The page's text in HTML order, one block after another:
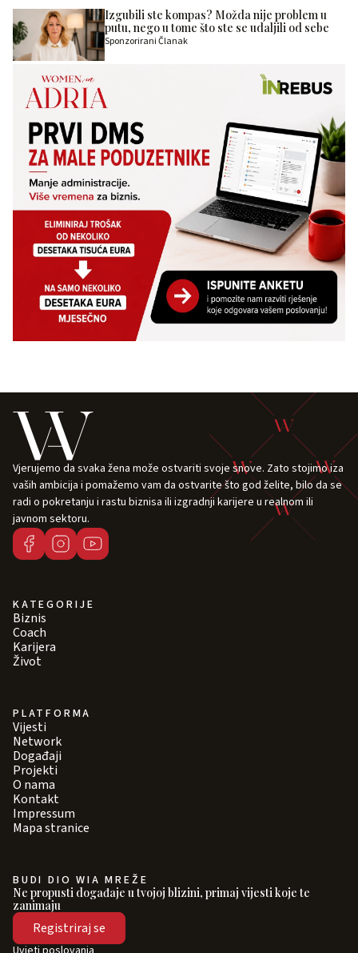
Izgubili ste kompas? Možda nije problem u
putu, nego u tome što ste se udaljili od sebe
Sponzorirani Članak
Vjerujemo da svaka žena može ostvariti svoje snove. Zato stojimo iza
vaših ambicija i pomažemo vam da ostvarite što god želite, bilo da se
radi o pokretanju i rastu biznisa ili izgradnji karijere u realnom ili
javnom sektoru.
KATEGORIJE
Biznis
Coach
Karijera
Život
PLATFORMA
Vijesti
Network
Događaji
Projekti
O nama
Kontakt
Impressum
Mapa stranice
BUDI DIO WIA MREŽE
Ne propusti događaje u tvojoj blizini, primaj vijesti koje te
zanimaju
Registriraj se